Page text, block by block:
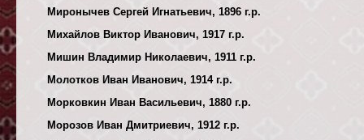
Миронычев Сергей Игнатьевич, 1896 г.р.
Михайлов Виктор Иванович, 1917 г.р.
Мишин Владимир Николаевич, 1911 г.р.
Молотков Иван Иванович, 1914 г.р.
Морковкин Иван Васильевич, 1880 г.р.
Морозов Иван Дмитриевич, 1912 г.р.